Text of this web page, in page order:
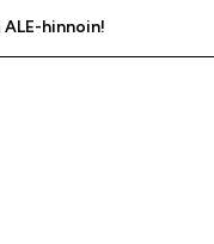
hinnoin!